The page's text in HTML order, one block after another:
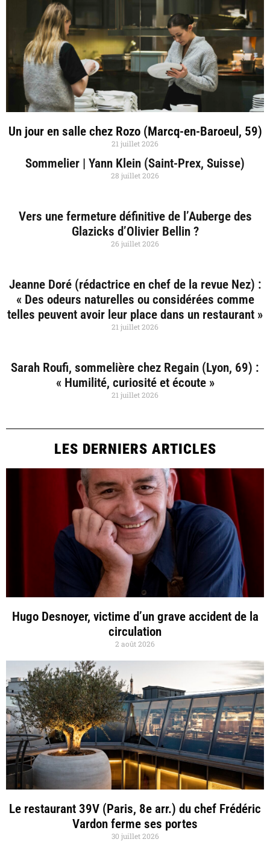
Un jour en salle chez Rozo (Marcq-en-Baroeul, 59)
21 juillet 2026
Sommelier | Yann Klein (Saint-Prex, Suisse)
28 juillet 2026
Vers une fermeture définitive de l’Auberge des
Glazicks d’Olivier Bellin ?
26 juillet 2026
Jeanne Doré (rédactrice en chef de la revue Nez) :
« Des odeurs naturelles ou considérées comme
telles peuvent avoir leur place dans un restaurant »
21 juillet 2026
Sarah Roufi, sommelière chez Regain (Lyon, 69) :
« Humilité, curiosité et écoute »
21 juillet 2026
LES DERNIERS ARTICLES
Hugo Desnoyer, victime d’un grave accident de la
circulation
2 août 2026
Le restaurant 39V (Paris, 8e arr.) du chef Frédéric
Vardon ferme ses portes
30 juillet 2026